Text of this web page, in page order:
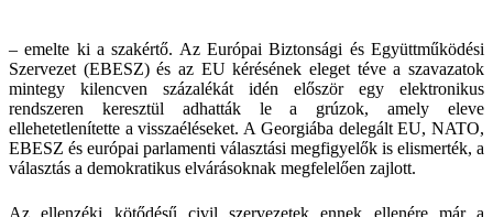
– emelte ki a szakértő. Az Európai Biztonsági és Együttműködési
Szervezet (EBESZ) és az EU kérésének eleget téve a szavazatok
mintegy kilencven százalékát idén először egy elektronikus
rendszeren keresztül adhatták le a grúzok, amely eleve
ellehetetlenítette a visszaéléseket. A Georgiába delegált EU, NATO,
EBESZ és európai parlamenti választási megfigyelők is elismerték, a
választás a demokratikus elvárásoknak megfelelően zajlott.
Az ellenzéki kötődésű civil szervezetek ennek ellenére már a